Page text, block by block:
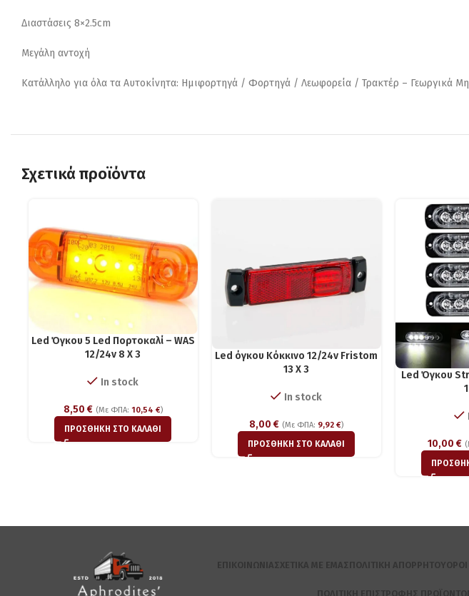
Διαστάσεις 8×2.5cm
Μεγάλη αντοχή
Kατάλληλο για όλα τα Αυτοκίνητα: Ημιφορτηγά / Φορτηγά / Λεωφορεία / Τρακτέρ – Γεωργικά
Σχετικά προϊόντα
Led Όγκου 5 Led Πορτοκαλί – WAS
12/24v 8 X 3
In stock
8,50 € (Με ΦΠΑ: 10,54 €)
ΠΡΟΣΘΉΚΗ ΣΤΟ ΚΑΛΆΘΙ
Led όγκου Kόκκινο 12/24v Fristom
13 X 3
In stock
8,00€ (Με ΦΠΑ: 9,92€)
ΠΡΟΣΘΉΚΗ ΣΤΟ ΚΑΛΆΘΙ
Led Όγκου
10,00€
ΕΠΙΚΟΙΝΩΝΊΑΣΧΕΤΙΚΆ ΜΕ ΕΜΆΣΠΟΛΙΤΙΚΉ ΑΠΟΡΡΉΤΟΥ
ΠΟΛΙΤΙΚΉ ΕΠΙΣΤΡΟΦΉΣ